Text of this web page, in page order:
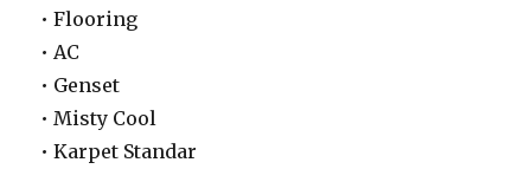
• Flooring
• AC
• Genset
• Misty Cool
• Karpet Standar